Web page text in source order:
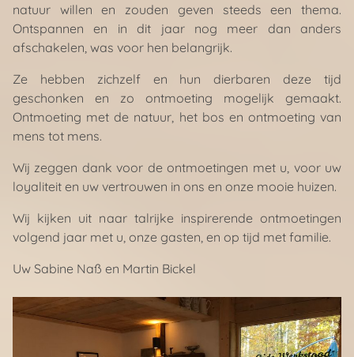
natuur willen en zouden geven steeds een thema.
Ontspannen en in dit jaar nog meer dan anders
afschakelen, was voor hen belangrijk.
Ze hebben zichzelf en hun dierbaren deze tijd
geschonken en zo ontmoeting mogelijk gemaakt.
Ontmoeting met de natuur, het bos en ontmoeting van
mens tot mens.
Wij zeggen dank voor de ontmoetingen met u, voor uw
loyaliteit en uw vertrouwen in ons en onze mooie huizen.
Wij kijken uit naar talrijke inspirerende ontmoetingen
volgend jaar met u, onze gasten, en op tijd met familie.
Uw Sabine Naß en Martin Bickel